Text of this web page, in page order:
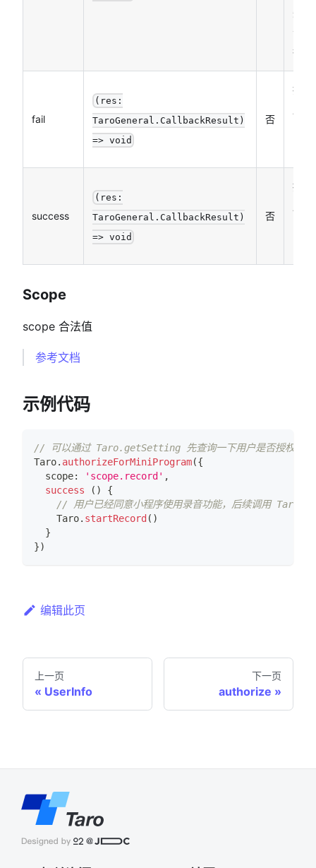
失败
会执
行）
fail
(res:
TaroGeneral.CallbackResult)
=> void
否
接口
success
(res:
TaroGeneral.CallbackResult)
=> void
否
接口
Scope
scope 合法值
参考文档
示例代码
// 可以通过 Taro.getSetting 先查询一下用户是否授权
Taro. authorizeForMiniProgram({
  scope
: 'scope.record' ,
success
( )
{
// 用户已经同意小程序使用录音功能，后续调用
Taro. startRecord ( )
}
})
编辑此页
上一页
UserInfo
下一页
authorize